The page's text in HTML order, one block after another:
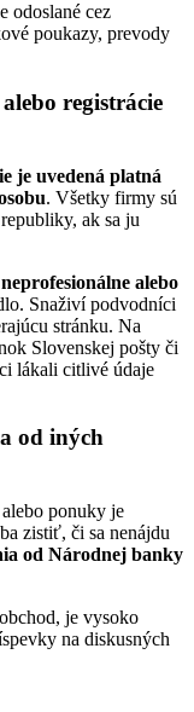
odoslané cez
poukazy, prevody
registrácie
je uvedená platná
. Všetky firmy sú
ak sa ju
alebo
Snaživí podvodníci
stránku. Na
Slovenskej pošty či
lákali citlivé údaje
od iných
ponuky je
zistiť, či sa nenájdu
od Národnej banky
je vysoko
na diskusných